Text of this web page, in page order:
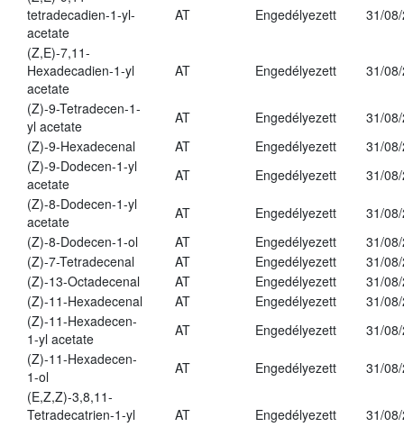
tetradecadien-1-yl-
acetate
AT Engedélyezett 31/
(Z,E)-7,11-
Hexadecadien-1-yl
acetate
AT Engedélyezett 31/
(Z)-9-Tetradecen-1-
yl acetate
AT Engedélyezett
31/
(Z)-9-Hexadecenal
AT Engedélyezett
31/
(Z)-9-Dodecen-1-yl
acetate
AT Engedélyezett
31/
(Z)-8-Dodecen-1-yl
acetate
AT Engedélyezett
31/
(Z)-8-Dodecen-1-ol
AT Engedélyezett
31/
(Z)-7-Tetradecenal
AT Engedélyezett
31/
(Z)-13-Octadecenal
AT Engedélyezett
31/
(Z)-11-Hexadecenal
AT Engedélyezett
31/
(Z)-11-Hexadecen-
1-yl acetate
AT Engedélyezett
31/
(Z)-11-Hexadecen-
1-ol
AT Engedélyezett
31/
(E,Z,Z)-3,8,11-
Tetradecatrien-1-yl
AT Engedélyezett 31/